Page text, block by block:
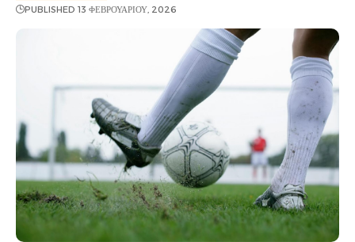
PUBLISHED 13 ΦΕΒΡΟΥΑΡΊΟΥ, 2026